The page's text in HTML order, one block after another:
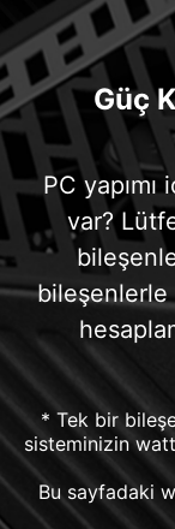
Güç
PC
var?
bileşenlerle
* Tek bir
sisteminizin
Bu sayfadaki